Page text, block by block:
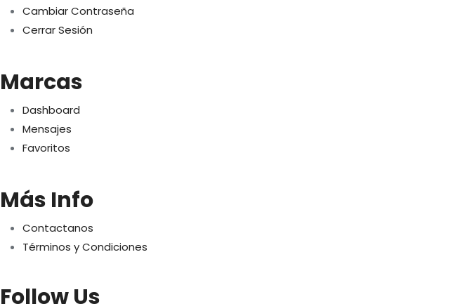
Cambiar Contraseña
Cerrar Sesión
Marcas
Dashboard
Mensajes
Favoritos
Más Info
Contactanos
Términos y Condiciones
Follow Us